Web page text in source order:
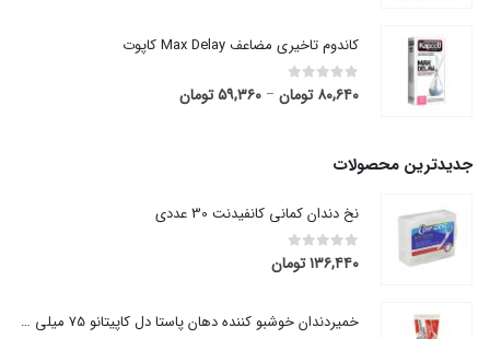
کاندوم تاخیری مضاعف Max Delay کاپوت
0
out of 5
۸۰,۶۴۰ تومان – ۵۹,۳۶۰تومانقیمت
جدیدترین محصولات
نخ دندان کمانی کانفیدنت 30 عددی
0
out of 5
۱۳۶,۴۴۰تومان
خمیردندان خوشبو کننده دهان پاستا دل کاپیتانو 75 میلی لیتر